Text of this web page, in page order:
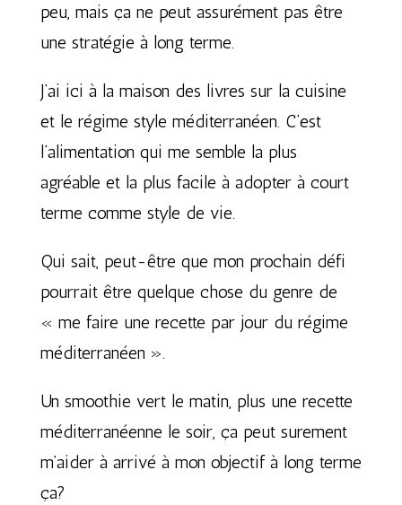
peu, mais ça ne peut assurément pas être
une stratégie à long terme.
J’ai ici à la maison des livres sur la cuisine
et le régime style méditerranéen. C’est
l’alimentation qui me semble la plus
agréable et la plus facile à adopter à court
terme comme style de vie.
Qui sait, peut-être que mon prochain défi
pourrait être quelque chose du genre de
« me faire une recette par jour du régime
méditerranéen ».
Un smoothie vert le matin, plus une recette
méditerranéenne le soir, ça peut surement
m’aider à arrivé à mon objectif à long terme
ça?